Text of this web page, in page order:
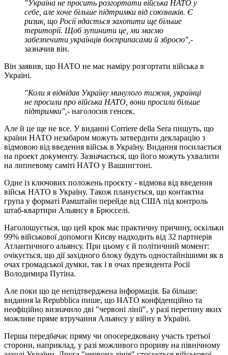
"Україна не просить розгортати війська НАТО у
себе, але хоче більше підтримки від союзників. Є
ризик, що Росії вдасться захопити ще більше
території. Щоб зупинити це, ми маємо
забезпечити українців боєприпасами й зброєю", -
зазначив він.
Він заявив, що НАТО не має наміру розгортати війська в
Україні.
"Коли я відвідав Україну минулого тижня, українці
не просили про війська НАТО, вони просили більше
підтримки", - наголосив генсек.
Але й це ще не все. У виданні Corriere della Sera пишуть, що
країни НАТО незабаром можуть затвердити декларацію з
відмовою від введення військ в Україну. Видання посилається
на проект документу. Зазначається, що його можуть ухвалити
на липневому саміті НАТО у Вашингтоні.
Одне із ключових положень проєкту - відмова від введення
військ НАТО в Україну. Також планується, що контактна
група у форматі Рамштайн перейде від США під контроль
штаб-квартири Альянсу в Брюсселі.
Наголошується, що цей крок має практичну причину, оскільки
99% військової допомоги Києву надходить від 32 партнерів
Атлантичного альянсу. При цьому є й політичний момент:
очікується, що дії західного блоку будуть одностайнішими як в
очах громадської думки, так і в очах президента Росії
Володимира Путіна.
Але поки що це непідтверджена інформація. Ба більше:
видання la Repubblica пише, що НАТО конфіденційно та
неофіційно визначило дві "червоні лінії", у разі перетину яких
можливе пряме втручання Альянсу у війну в Україні.
Перша передбачає пряму чи опосередковану участь третьої
сторони, наприклад, у разі можливого прориву на північному